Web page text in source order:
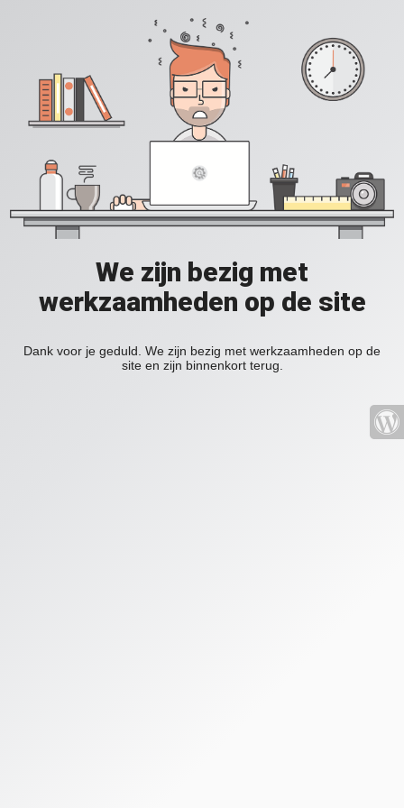
We zijn bezig met
werkzaamheden op de site
Dank voor je geduld. We zijn bezig met werkzaamheden op de
site en zijn binnenkort terug.